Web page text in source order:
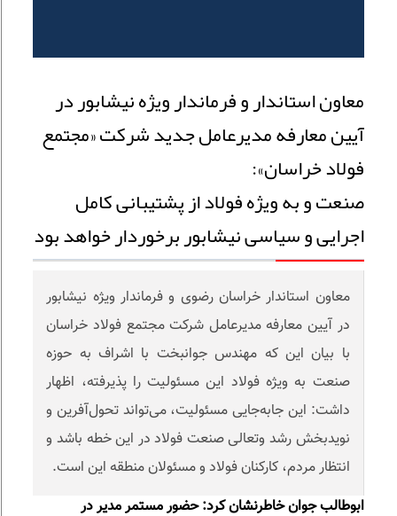
معاون استاندار و فرماندار ویژه نیشابور در
آیین معارفه مدیرعامل جدید شرکت «مجتمع
فولاد خراسان»:
صنعت و به ویژه فولاد از پشتیبانی کامل
اجرایی و سیاسی نیشابور برخوردار خواهد بود
معاون استاندار خراسان رضوی و فرماندار ویژه نیشابور
در آیین معارفه مدیرعامل شرکت مجتمع فولاد خراسان
با بیان این که مهندس جوانبخت با اشراف به حوزه
صنعت به ویژه فولاد این مسئولیت را پذیرفته، اظهار
داشت: این جابه‌جایی مسئولیت، می‌تواند تحول‌آفرین و
نویدبخش رشد و‌تعالی صنعت فولاد در این خطه باشد و
انتظار مردم، کارکنان فولاد و مسئولان منطقه این است.
ابوطالب جوان خاطرنشان کرد: حضور مستمر مدیر در